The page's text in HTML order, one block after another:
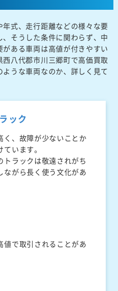
式、走行距離などの様々な要
そうした条件に関わらず、中
ある車両は高値が付きやすい
八代郡市川三郷町で高価買取
うな車両なのか、詳しく見て
ック
く、故障が少ないことか
います。
トラックは敬遠されがち
ながら長く使う文化があ
値で取引されることがあ